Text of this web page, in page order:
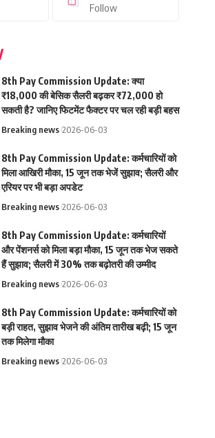
Follow
8th Pay Commission Update: क्या
₹18,000 की बेसिक सैलरी बढ़कर ₹72,000 हो
सकती है? जानिए फिटमेंट फैक्टर पर चल रही बड़ी बहस
Breaking news 2026-06-03
8th Pay Commission Update: कर्मचारियों को
मिला आखिरी मौका, 15 जून तक भेजें सुझाव; सैलरी और
एरियर पर भी बड़ा अपडेट
Breaking news 2026-06-03
8th Pay Commission Update: कर्मचारियों
और पेंशनर्स को मिला बड़ा मौका, 15 जून तक भेज सकते
हैं सुझाव; सैलरी में 30% तक बढ़ोतरी की उम्मीद
Breaking news 2026-06-03
8th Pay Commission Update: कर्मचारियों को
बड़ी राहत, सुझाव भेजने की अंतिम तारीख बढ़ी; 15 जून
तक मिलेगा मौका
Breaking news 2026-06-03